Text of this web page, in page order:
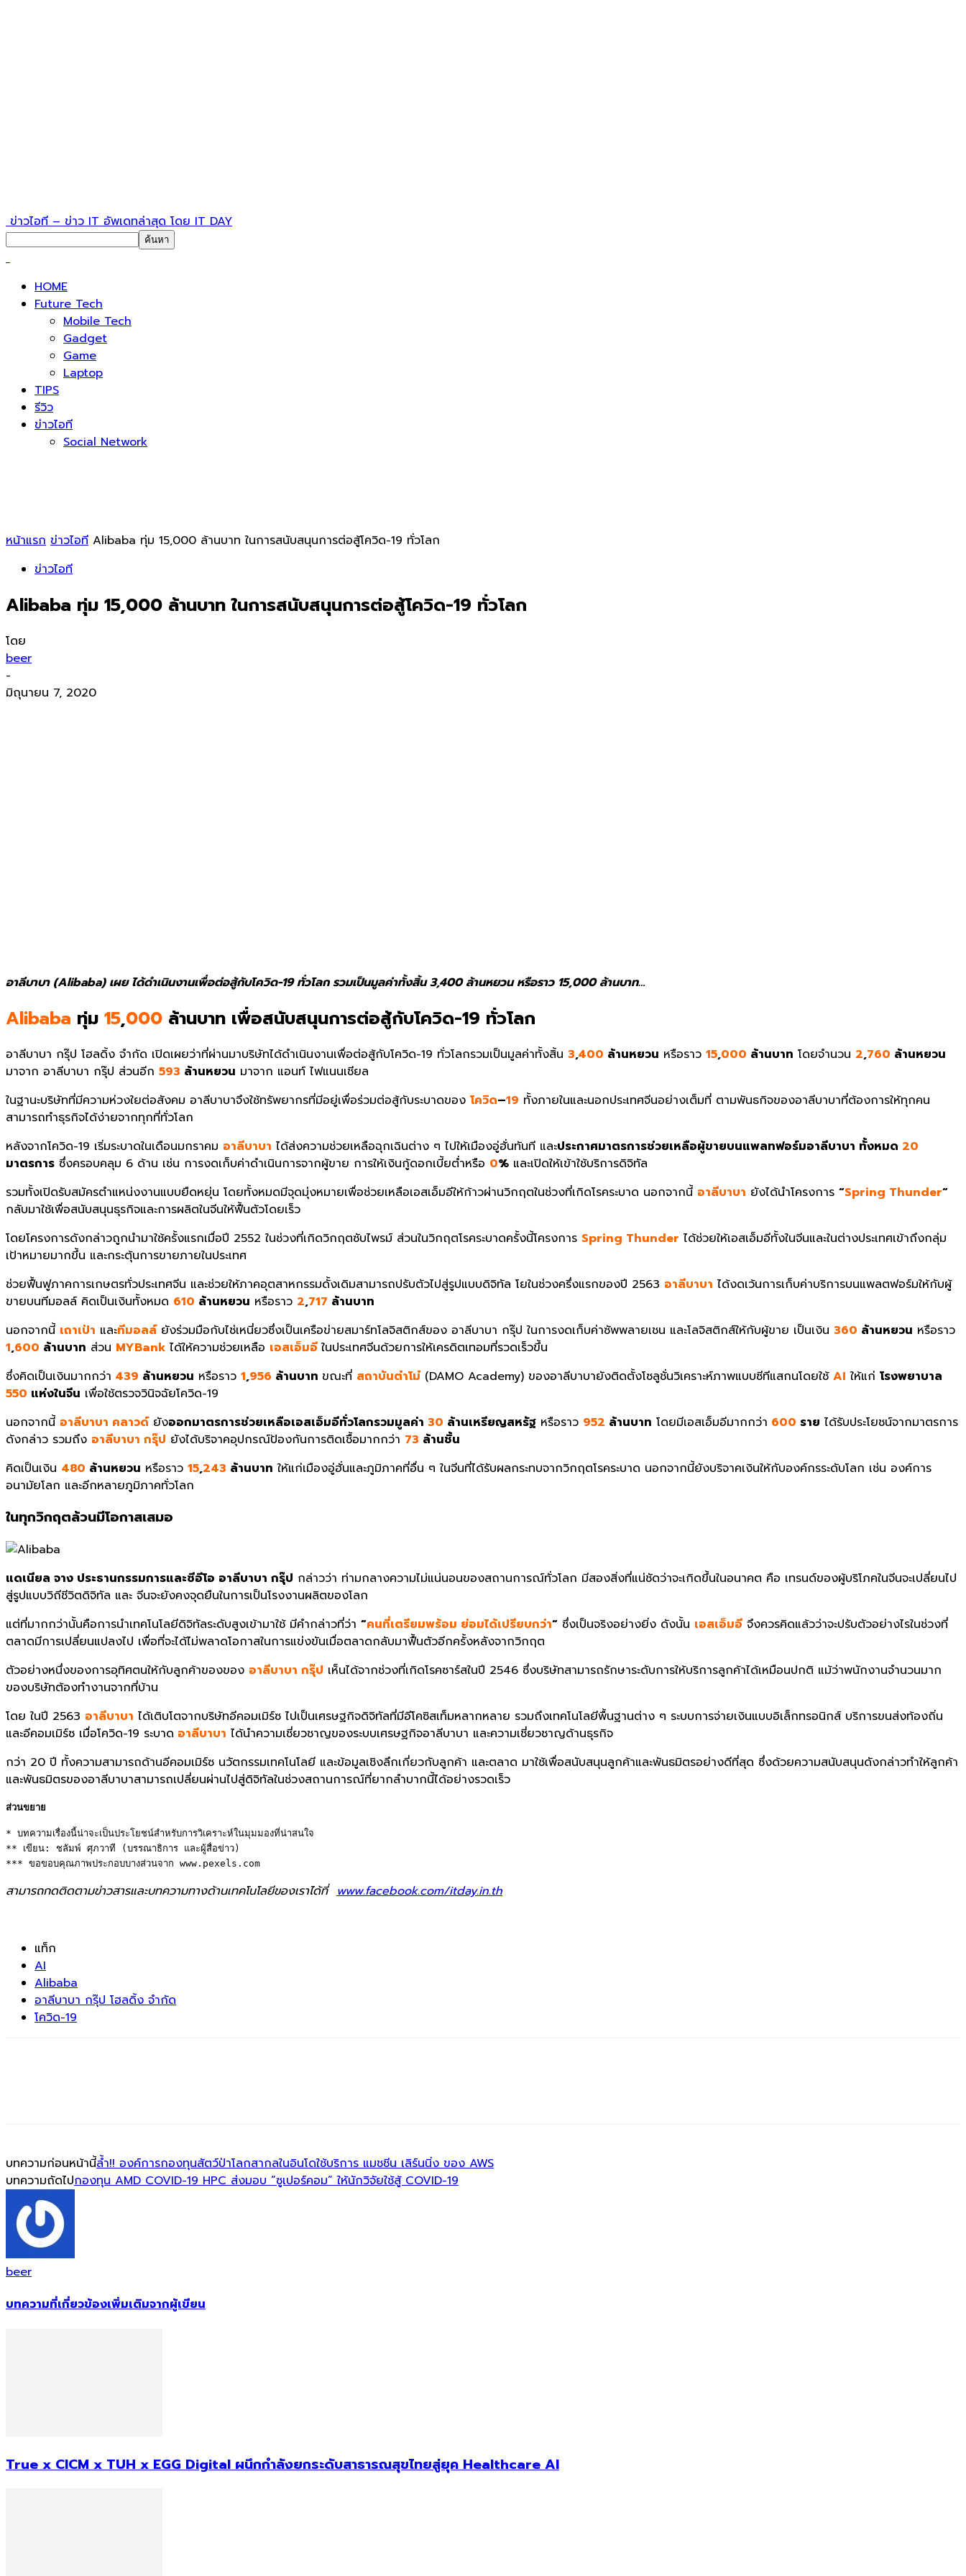
ข่าวไอที – ข่าว IT อัพเดทล่าสุด โดย IT DAY
HOME
Future Tech
Mobile Tech
Gadget
Game
Laptop
TIPS
รีวิว
ข่าวไอที
Social Network
หน้าแรก ข่าวไอที Alibaba ทุ่ม 15,000 ล้านบาท ในการสนับสนุนการต่อสู้โควิด-19 ทั่วโลก
ข่าวไอที
Alibaba ทุ่ม 15,000 ล้านบาท ในการสนับสนุนการต่อสู้โควิด-19 ทั่วโลก
โดย
beer
-
มิถุนายน 7, 2020
อาลีบาบา (Alibaba) เผย ได้ดำเนินงานเพื่อต่อสู้กับโควิด-19 ทั่วโลก รวมเป็นมูลค่าทั้งสิ้น 3,400 ล้านหยวน หรือราว 15,000 ล้านบาท…
Alibaba ทุ่ม 15,000 ล้านบาท เพื่อสนับสนุนการต่อสู้กับโควิด-19 ทั่วโลก
อาลีบาบา กรุ๊ป โฮลดิ้ง จำกัด เปิดเผยว่าที่ผ่านมาบริษัทได้ดำเนินงานเพื่อต่อสู้กับโควิด-19 ทั่วโลกรวมเป็นมูลค่าทั้งสิ้น 3,400 ล้านหยวน หรือราว 15,000 ล้านบาท โดยจำนวน 2,760 ล้านหยวน
มาจาก อาลีบาบา กรุ๊ป ส่วนอีก 593 ล้านหยวน มาจาก แอนท์ ไฟแนนเชียล
ในฐานะบริษัทที่มีความห่วงใยต่อสังคม อาลีบาบาจึงใช้ทรัพยากรที่มีอยู่เพื่อร่วมต่อสู้กับระบาดของ โควิด–19 ทั้งภายในและนอกประเทศจีนอย่างเต็มที่ ตามพันธกิจของอาลีบาบาที่ต้องการให้ทุกคน
สามารถทำธุรกิจได้ง่ายจากทุกที่ทั่วโลก
หลังจากโควิด-19 เริ่มระบาดในเดือนมกราคม อาลีบาบา ได้ส่งความช่วยเหลือฉุกเฉินต่าง ๆ ไปให้เมืองอู่ฮั่นทันที และประกาศมาตรการช่วยเหลือผู้ขายบนแพลทฟอร์มอาลีบาบา ทั้งหมด 20
มาตรการ ซึ่งครอบคลุม 6 ด้าน เช่น การงดเก็บค่าดำเนินการจากผู้ขาย การให้เงินกู้ดอกเบี้ยต่ำหรือ 0% และเปิดให้เข้าใช้บริการดิจิทัล
รวมทั้งเปิดรับสมัครตำแหน่งงานแบบยืดหยุ่น โดยทั้งหมดมีจุดมุ่งหมายเพื่อช่วยเหลือเอสเอ็มอีให้ก้าวผ่านวิกฤตในช่วงที่เกิดโรคระบาด นอกจากนี้ อาลีบาบา ยังได้นำโครงการ “Spring Thunder“
กลับมาใช้เพื่อสนับสนุนธุรกิจและการผลิตในจีนให้ฟื้นตัวโดยเร็ว
โดยโครงการดังกล่าวถูกนำมาใช้ครั้งแรกเมื่อปี 2552 ในช่วงที่เกิดวิกฤตซับไพรม์ ส่วนในวิกฤตโรคระบาดครั้งนี้โครงการ Spring Thunder ได้ช่วยให้เอสเอ็มอีทั้งในจีนและในต่างประเทศเข้าถึงกลุ่ม
เป้าหมายมากขึ้น และกระตุ้นการขายภายในประเทศ
ช่วยฟื้นฟูภาคการเกษตรทั่วประเทศจีน และช่วยให้ภาคอุตสาหกรรมดั้งเดิมสามารถปรับตัวไปสู่รูปแบบดิจิทัล โยในช่วงครึ่งแรกของปี 2563 อาลีบาบา ได้งดเว้นการเก็บค่าบริการบนแพลตฟอร์มให้กับผู้
ขายบนทีมอลล์ คิดเป็นเงินทั้งหมด 610 ล้านหยวน หรือราว 2,717 ล้านบาท
นอกจากนี้ เถาเป่า และทีมอลล์ยังร่วมมือกับไช่เหนี่ยวซึ่งเป็นเครือข่ายสมาร์ทโลจิสติกส์ของ อาลีบาบา กรุ๊ป ในการงดเก็บค่าซัพพลายเชน และโลจิสติกส์ให้กับผู้ขาย เป็นเงิน 360 ล้านหยวน หรือราว
1,600 ล้านบาท ส่วน MYBank ได้ให้ความช่วยเหลือ เอสเอ็มอีในประเทศจีนด้วยการให้เครดิตเทอมที่รวดเร็วขึ้น
ซึ่งคิดเป็นเงินมากกว่า 439 ล้านหยวน หรือราว 1,956 ล้านบาท ขณะที่ สถาบันต๋าโม๋ (DAMO Academy) ของอาลีบาบายังติดตั้งโซลูชั่นวิเคราะห์ภาพแบบซีทีแสกนโดยใช้ AI ให้แก่ โรงพยาบาล
550 แห่งในจีน เพื่อใช้ตรวจวินิจฉัยโควิด-19
นอกจากนี้ อาลีบาบา คลาวด์ ยังออกมาตรการช่วยเหลือเอสเอ็มอีทั่วโลกรวมมูลค่า 30 ล้านเหรียญสหรัฐ หรือราว 952 ล้านบาท โดยมีเอสเอ็มอีมากกว่า 600 ราย ได้รับประโยชน์จากมาตรการ
ดังกล่าว รวมถึง อาลีบาบา กรุ๊ป ยังได้บริจาคอุปกรณ์ป้องกันการติดเชื้อมากกว่า 73 ล้านชิ้น
คิดเป็นเงิน 480 ล้านหยวน หรือราว 15,243 ล้านบาท ให้แก่เมืองอู่ฮั่นและภูมิภาคที่อื่น ๆ ในจีนที่ได้รับผลกระทบจากวิกฤตโรคระบาด นอกจากนี้ยังบริจาคเงินให้กับองค์กรระดับโลก เช่น องค์การ
อนามัยโลก และอีกหลายภูมิภาคทั่วโลก
ในทุกวิกฤตล้วนมีโอกาสเสมอ
แดเนียล จาง ประธานกรรมการและซีอีโอ อาลีบาบา กรุ๊ป กล่าวว่า ท่ามกลางความไม่แน่นอนของสถานการณ์ทั่วโลก มีสองสิ่งที่แน่ชัดว่าจะเกิดขึ้นในอนาคต คือ เทรนด์ของผู้บริโภคในจีนจะเปลี่ยนไป
สู่รูปแบบวิถีชีวิตดิจิทัล และ จีนจะยังคงจุดยืนในการเป็นโรงงานผลิตของโลก
แต่ที่มากกว่านั้นคือการนำเทคโนโลยีดิจิทัลระดับสูงเข้ามาใช้ มีคำกล่าวที่ว่า “คนที่เตรียมพร้อม ย่อมได้เปรียบกว่า“ ซึ่งเป็นจริงอย่างยิ่ง ดังนั้น เอสเอ็มอี จึงควรคิดแล้วว่าจะปรับตัวอย่างไรในช่วงที่
ตลาดมีการเปลี่ยนแปลงไป เพื่อที่จะได้ไม่พลาดโอกาสในการแข่งขันเมื่อตลาดกลับมาฟื้นตัวอีกครั้งหลังจากวิกฤต
ตัวอย่างหนึ่งของการอุทิศตนให้กับลูกค้าของของ อาลีบาบา กรุ๊ป เห็นได้จากช่วงที่เกิดโรคซาร์สในปี 2546 ซึ่งบริษัทสามารถรักษาระดับการให้บริการลูกค้าได้เหมือนปกติ แม้ว่าพนักงานจำนวนมาก
ของบริษัทต้องทำงานจากที่บ้าน
โดย ในปี 2563 อาลีบาบา ได้เติบโตจากบริษัทอีคอมเมิร์ซ ไปเป็นเศรษฐกิจดิจิทัลที่มีอีโคซิสเท็มหลากหลาย รวมถึงเทคโนโลยีพื้นฐานต่าง ๆ ระบบการจ่ายเงินแบบอิเล็กทรอนิกส์ บริการขนส่งท้องถิ่น
และอีคอมเมิร์ซ เมื่อโควิด-19 ระบาด อาลีบาบา ได้นำความเชี่ยวชาญของระบบเศรษฐกิจอาลีบาบา และความเชี่ยวชาญด้านธุรกิจ
กว่า 20 ปี ทั้งความสามารถด้านอีคอมเมิร์ซ นวัตกรรมเทคโนโลยี และข้อมูลเชิงลึกเกี่ยวกับลูกค้า และตลาด มาใช้เพื่อสนับสนุนลูกค้าและพันธมิตรอย่างดีที่สุด ซึ่งด้วยความสนับสนุนดังกล่าวทำให้ลูกค้า
และพันธมิตรของอาลีบาบาสามารถเปลี่ยนผ่านไปสู่ดิจิทัลในช่วงสถานการณ์ที่ยากลำบากนี้ได้อย่างรวดเร็ว
ส่วนขยาย
* บทความเรื่องนี้น่าจะเป็นประโยชน์สำหรับการวิเคราะห์ในมุมมองที่น่าสนใจ
** เขียน: ชลัมพ์ ศุภวาที (บรรณาธิการ และผู้สื่อข่าว)
*** ขอขอบคุณภาพประกอบบางส่วนจาก www.pexels.com
สามารถกดติดตามข่าวสารและบทความทางด้านเทคโนโลยีของเราได้ที่ www.facebook.com/itday.in.th
แท็ก
AI
Alibaba
อาลีบาบา กรุ๊ป โฮลดิ้ง จำกัด
โควิด-19
บทความก่อนหน้านี้ล้ำ!! องค์การกองทุนสัตว์ป่าโลกสากลในอินโดใช้บริการ แมชชีน เลิร์นนิ่ง ของ AWS
บทความถัดไปกองทุน AMD COVID-19 HPC ส่งมอบ “ซูเปอร์คอม” ให้นักวิจัยใช้สู้ COVID-19
beer
บทความที่เกี่ยวข้องเพิ่มเติมจากผู้เขียน
True x CICM x TUH x EGG Digital ผนึกกำลังยกระดับสาธารณสุขไทยสู่ยุค Healthcare AI